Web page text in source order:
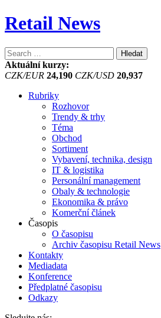
Retail News
Vyhledávání
Aktuální kurzy:
CZK/EUR 24,190 CZK/USD 20,937
Rubriky
Rozhovor
Trendy & trhy
Téma
Obchod
Sortiment
Vybavení, technika, design
IT & logistika
Personální management
Obaly & technologie
Ekonomika & právo
Komerční článek
Časopis
O časopisu
Archiv časopisu Retail News
Kontakty
Mediadata
Konference
Předplatné časopisu
Odkazy